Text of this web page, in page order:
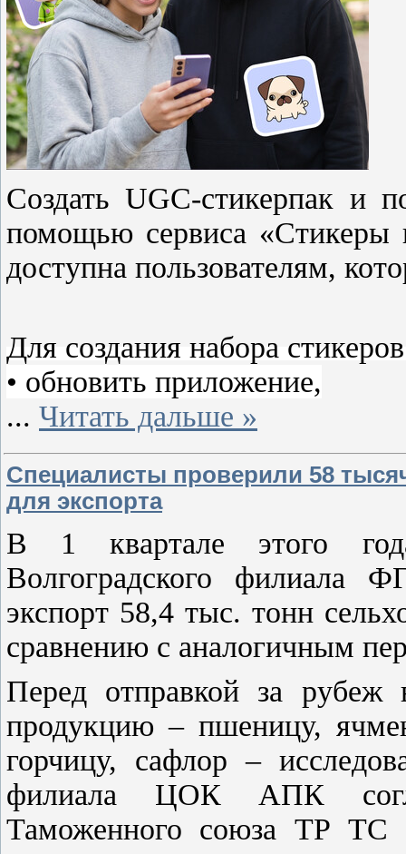
Создать UGC-стикерпак и
помощью сервиса
доступна пользователям,
Для создания набора
• обновить приложение,
... Читать дальше »
Специалисты проверили 58
для экспорта
В 1 квартале этого
Волгоградского
экспорт 58,4 тыс. тонн
сравнению с аналогичным
Перед отправкой за
продукцию – пшеницу,
горчицу, сафлор –
филиала ЦОК АПК
Таможенного союза ТР ТС